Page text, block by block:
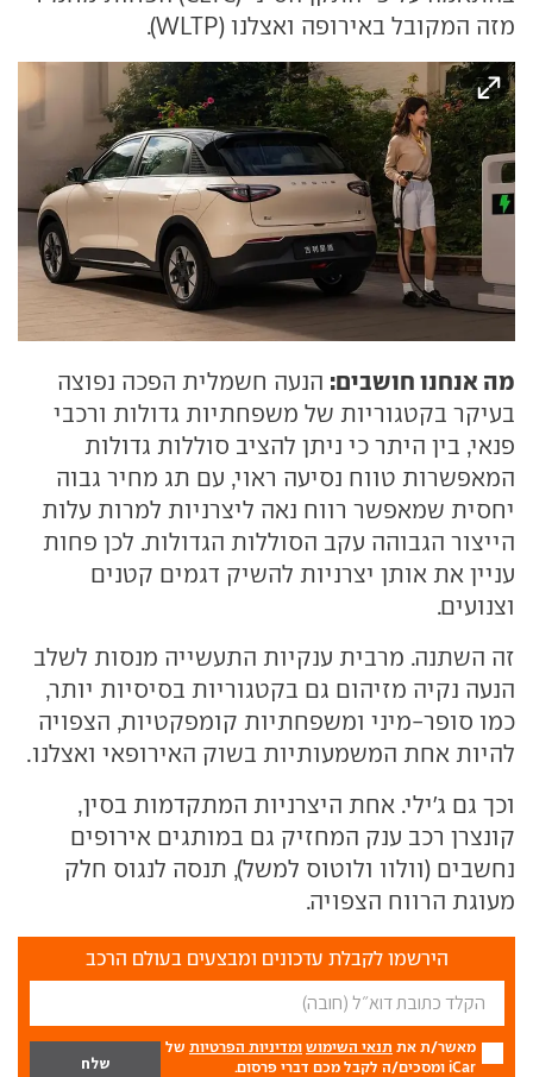
מזה המקובל באירופה ואצלנו (WLTP).
מה אנחנו חושבים: הנעה חשמלית הפכה נפוצה
בעיקר בקטגוריות של משפחתיות גדולות ורכבי
פנאי, בין היתר כי ניתן להציב סוללות גדולות
המאפשרות טווח נסיעה ראוי, עם תג מחיר גבוה
יחסית שמאפשר רווח נאה ליצרניות למרות עלות
הייצור הגבוהה עקב הסוללות הגדולות. לכן פחות
עניין את אותן יצרניות להשיק דגמים קטנים
וצנועים.
זה השתנה. מרבית ענקיות התעשייה מנסות לשלב
הנעה נקיה מזיהום גם בקטגוריות בסיסיות יותר,
כמו סופר-מיני ומשפחתיות קומפקטיות, הצפויה
להיות אחת המשמעותיות בשוק האירופאי ואצלנו.
וכך גם ג'ילי. אחת היצרניות המתקדמות בסין,
קונצרן רכב ענק המחזיק גם במותגים אירופים
נחשבים (וולוו ולוטוס למשל), תנסה לנגוס חלק
מעוגת הרווח הצפויה.
הירשמו לקבלת עדכונים ומבצעים בעולם הרכב
מאשר/ת את תנאי השימוש ומדיניות הפרטיות של
iCar ומסכים/ה לקבל מכם דברי פרסום.